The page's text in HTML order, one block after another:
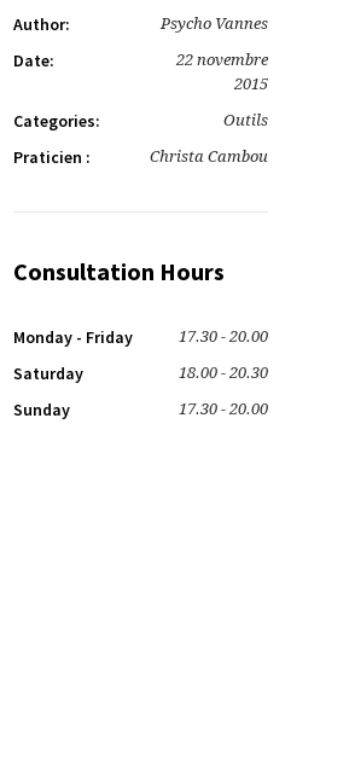
Author: Psycho Vannes
Date:
22 novembre
2015
Categories: Outils
Praticien : Christa Cambou
Consultation Hours
Monday - Friday 17.30 - 20.00
Saturday 18.00 - 20.30
Sunday 17.30 - 20.00